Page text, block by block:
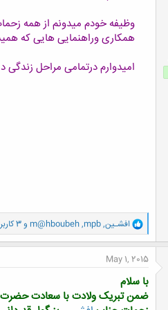
وظیفه خودم میدونم از همه
همکاری وراهنمایی هایی که
امیدوارم درتمامی مراحل
و
ا
ک
ش
ه
ا
:
افشـین,
mpb
,
m@hboubeh و 3 کاربر دیگر
May 1, 2015
با سلام
ضمن تبریک ولادت با سعادت حضرت